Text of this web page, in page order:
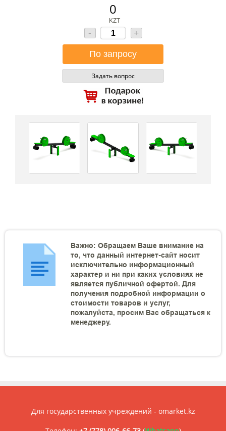
0
KZT
- +
Задать вопрос
Важно: Обращаем Ваше внимание на
то, что данный интернет-сайт носит
исключительно информационный
характер и ни при каких условиях не
является публичной офертой. Для
получения подробной информации о
стоимости товаров и услуг,
пожалуйста, просим Вас обращаться к
менеджеру.
Для государственных учреждений - omarket.kz